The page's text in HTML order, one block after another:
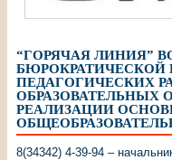
“ГОРЯЧАЯ ЛИНИЯ”
БЮРОКРАТИЧЕСКОЙ
ПЕДАГОГИЧЕСКИХ
ОБРАЗОВАТЕЛЬНЫХ
РЕАЛИЗАЦИИ
8(34342) 4-39-94 –